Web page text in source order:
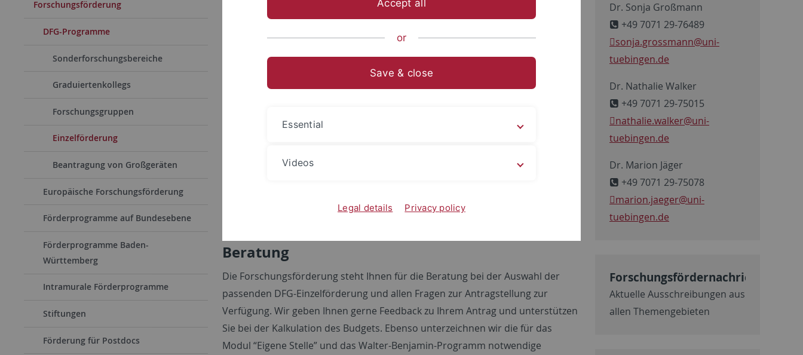
Forschungsförderung
DFG-Programme
Sonderforschungsbereiche
Graduiertenkollegs
Forschungsgruppen
Einzelförderung
Beantragung von Großgeräten
Europäische Forschungsförderung
Förderprogramme auf Bundesebene
Förderprogramme Baden-
Württemberg
Intramurale Förderprogramme
Stiftungen
Förderung für Postdocs
Expand all
Reinhardt Koselleck-Projekte
Beratung
Die Forschungsförderung steht Ihnen für die Beratung bei der Auswahl der
passenden DFG-Einzelförderung und allen Fragen zur Antragstellung zur
Verfügung. Wir geben Ihnen gerne Feedback zu Ihrem Antrag und unterstützen
Sie bei der Kalkulation des Budgets. Ebenso unterzeichnen wir die für das
Modul “Eigene Stelle” und das Walter-Benjamin-Programm notwendige
Dr. Sonja Großmann
+49 7071 29-76489
sonja.grossmann@uni-
tuebingen.de
Dr. Nathalie Walker
+49 7071 29-75015
nathalie.walker@uni-
tuebingen.de
Dr. Marion Jäger
+49 7071 29-75078
marion.jaeger@uni-
tuebingen.de
Forschungsfördernachrichten
Aktuelle Ausschreibungen aus
allen Themengebieten
Accept all
or
Save & close
Essential
Videos
Legal details Privacy policy